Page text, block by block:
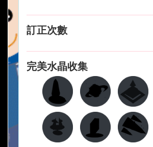
訂正次數
完美水晶收集